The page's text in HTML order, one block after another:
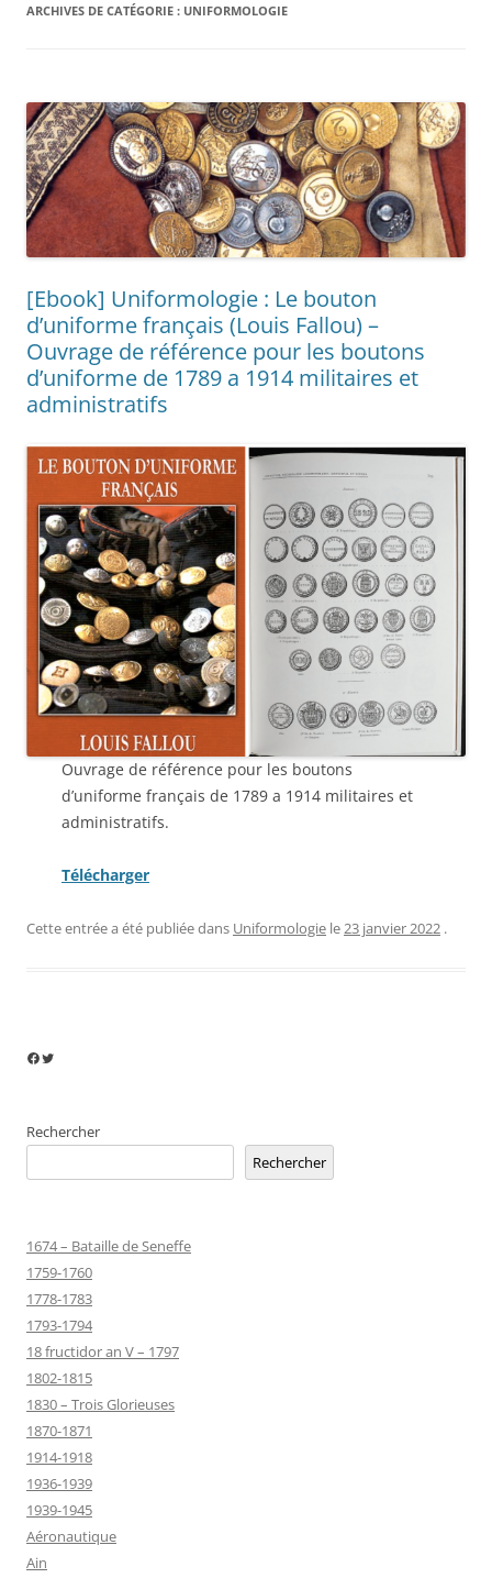
ARCHIVES DE CATÉGORIE : UNIFORMOLOGIE
[Ebook] Uniformologie : Le bouton
d’uniforme français (Louis Fallou) –
Ouvrage de référence pour les boutons
d’uniforme de 1789 a 1914 militaires et
administratifs
Ouvrage de référence pour les boutons
d’uniforme français de 1789 a 1914 militaires et
administratifs.
Télécharger
Cette entrée a été publiée dans Uniformologie le23 janvier 2022 .
Facebook
Twitter
Rechercher
Rechercher
1674 – Bataille de Seneffe
1759-1760
1778-1783
1793-1794
18 fructidor an V – 1797
1802-1815
1830 – Trois Glorieuses
1870-1871
1914-1918
1936-1939
1939-1945
Aéronautique
Ain